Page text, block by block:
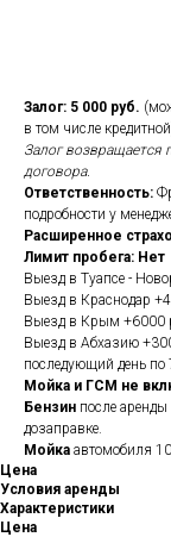
Залог: 5 000 руб.
в том числе
Залог возвращается
договора.
Ответственность:
подробности у
Расширенное
Лимит пробега: Нет
Выезд в Туапсе -
Выезд в Краснодар
Выезд в Крым +6000
Выезд в Абхазию
последующий день по
Мойка и ГСМ не
Бензин после
дозаправке.
Мойка автомобиля
Цена
Условия аренды
Характеристики
Цена